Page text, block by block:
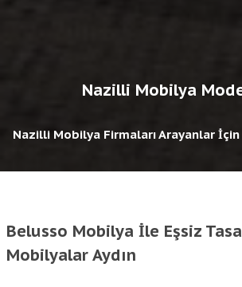
Nazilli Mobilya
Nazilli Mobilya Firmaları Arayanlar
Belusso Mobilya İle Eşsiz
Mobilyalar Aydın